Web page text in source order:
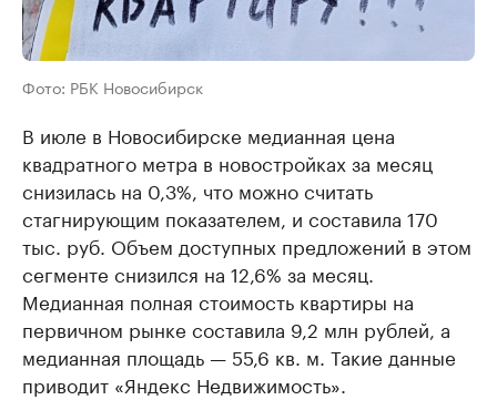
Фото: РБК Новосибирск
В июле в Новосибирске медианная цена
квадратного метра в новостройках за месяц
снизилась на 0,3%, что можно считать
стагнирующим показателем, и составила 170
тыс. руб. Объем доступных предложений в этом
сегменте снизился на 12,6% за месяц.
Медианная полная стоимость квартиры на
первичном рынке составила 9,2 млн рублей, а
медианная площадь — 55,6 кв. м. Такие данные
приводит «Яндекс Недвижимость».